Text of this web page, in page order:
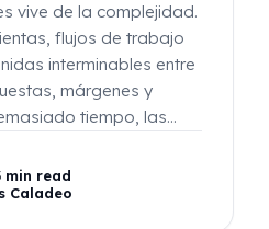
vive de la complejidad.
flujos de trabajo
interminables entre
márgenes y
tiempo, las…
min read
Caladeo